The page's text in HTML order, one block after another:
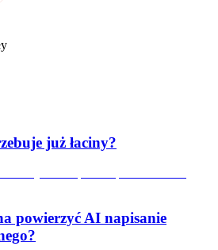
już łaciny?
powierzyć AI napisanie